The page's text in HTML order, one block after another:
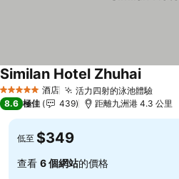
5 星級 酒店 活力四射的泳池體驗
Similan Hotel Zhuhai
8.6 極佳 439 距離九洲港 4.3 公里
低至 $349
查看 6 個網站的價格